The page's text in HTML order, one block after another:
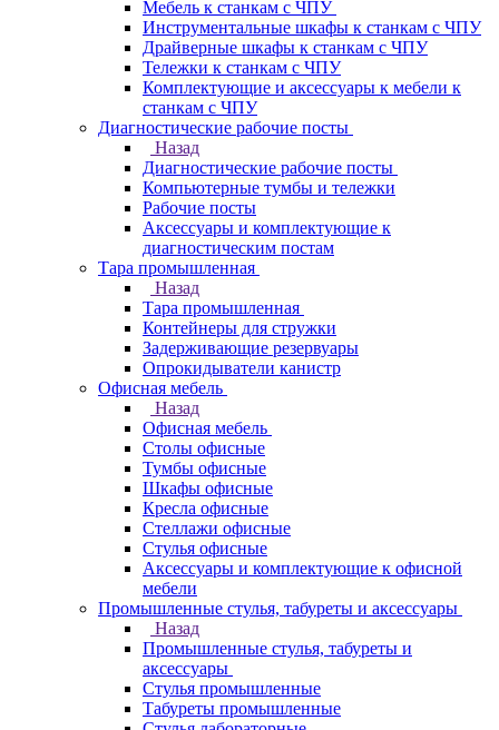
Мебель к станкам с ЧПУ
Инструментальные шкафы к станкам с ЧПУ
Драйверные шкафы к станкам с ЧПУ
Тележки к станкам с ЧПУ
Комплектующие и аксессуары к мебели к
станкам с ЧПУ
Диагностические рабочие посты
Назад
Диагностические рабочие посты
Компьютерные тумбы и тележки
Рабочие посты
Аксессуары и комплектующие к
диагностическим постам
Тара промышленная
Назад
Тара промышленная
Контейнеры для стружки
Задерживающие резервуары
Опрокидыватели канистр
Офисная мебель
Назад
Офисная мебель
Столы офисные
Тумбы офисные
Шкафы офисные
Кресла офисные
Стеллажи офисные
Стулья офисные
Аксессуары и комплектующие к офисной
мебели
Промышленные стулья, табуреты и аксессуары
Назад
Промышленные стулья, табуреты и
аксессуары
Стулья промышленные
Табуреты промышленные